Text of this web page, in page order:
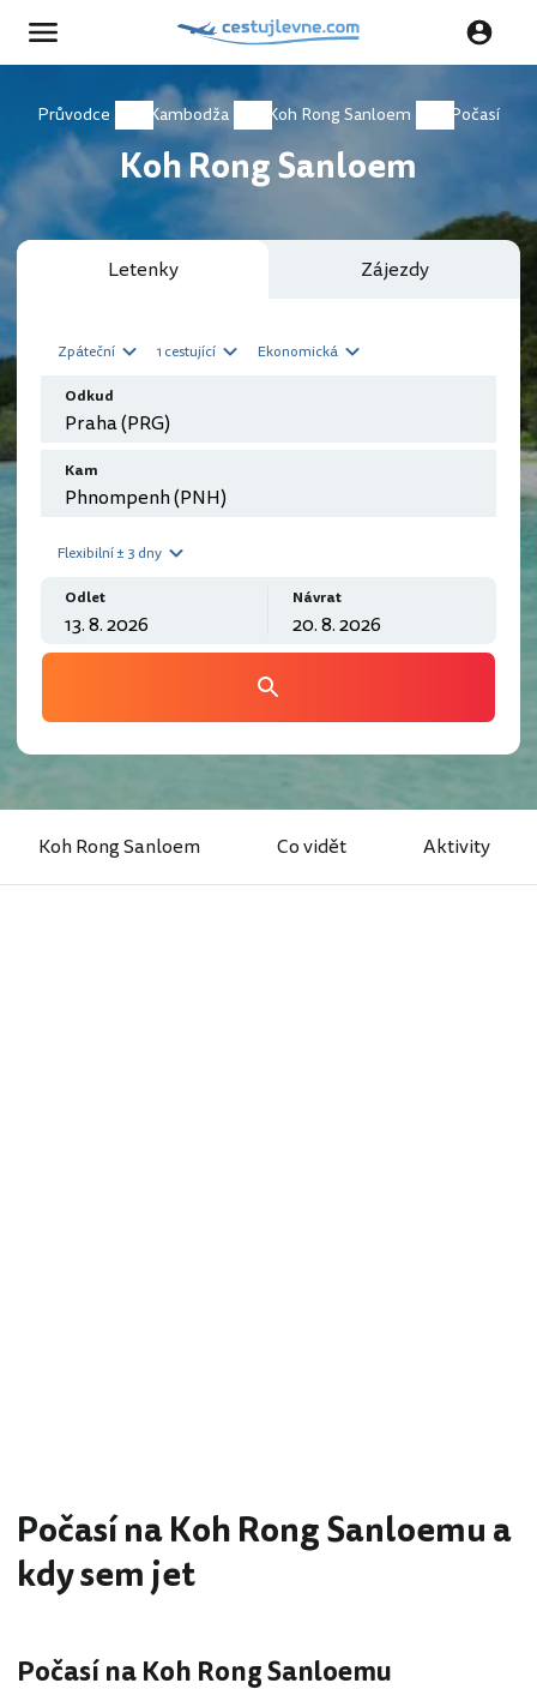
Průvodce Kambodža Koh Rong Sanloem Počasí
Koh Rong Sanloem
Letenky Zájezdy
Zpáteční 1 cestující Ekonomická
Odkud
Kam
Flexibilní ± 3 dny
Odlet Návrat
Koh Rong Sanloem Co vidět Aktivity
Počasí na Koh Rong Sanloemu a
kdy sem jet
Počasí na Koh Rong Sanloemu